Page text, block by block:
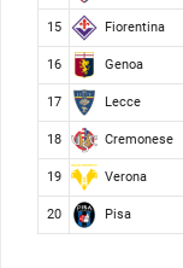
15 Fiorentina
16 Genoa
17 Lecce
18 Cremonese
19 Verona
20 Pisa